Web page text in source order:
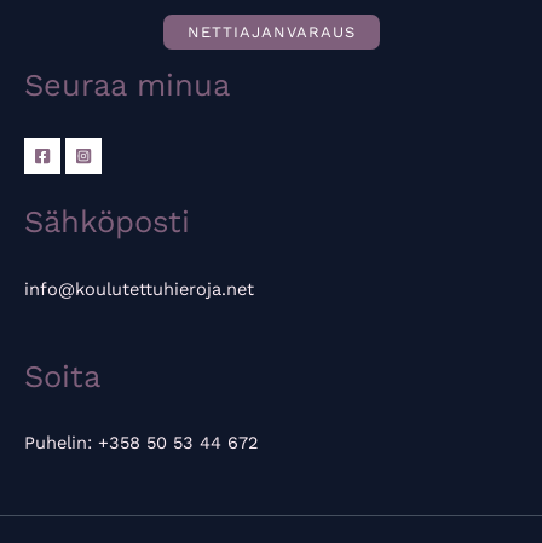
NETTIAJANVARAUS
Seuraa minua
Sähköposti
info@koulutettuhieroja.net
Soita
Puhelin: +358 50 53 44 672